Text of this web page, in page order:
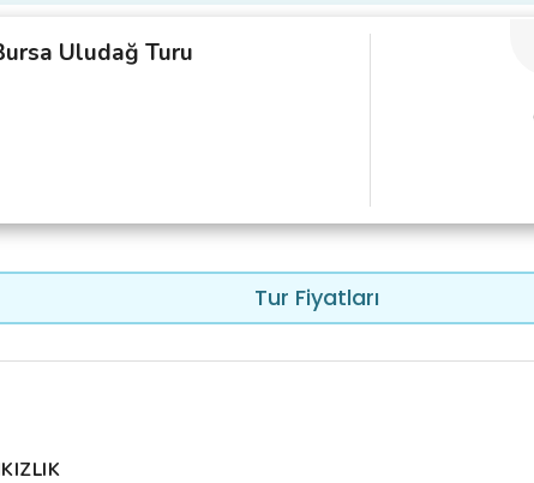
İZMİR TULUM PEYNİRİ-İSLİ ÇERKEZ PEYNİRİ-
VE SARIMSAKLI KITIR EKMEK İLE
VE SEBZELİ VOLOVAN
ANA YEMEK
NUAR MANTARLI BUĞDAY RİSOTTO İLE
Uludağ Turu
Tur Fiyatları